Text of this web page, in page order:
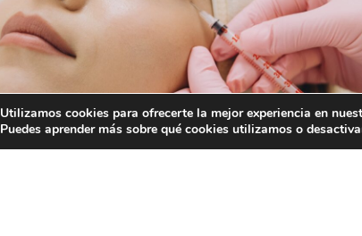
Utilizamos cookies para ofrecerte la mejor experiencia en
Puedes aprender más sobre qué cookies utilizamos o